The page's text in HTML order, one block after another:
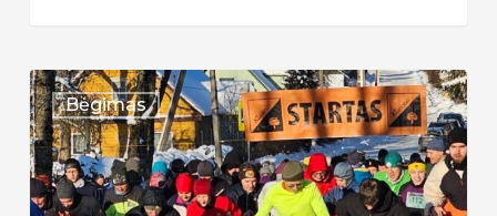
Bėgimas
XXXVI
bėgimas
Aplink
Želvos